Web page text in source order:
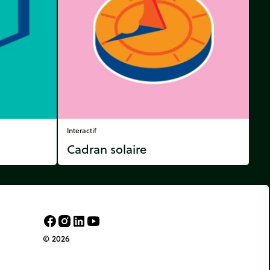
Interactif
Cadran solaire
© 2026